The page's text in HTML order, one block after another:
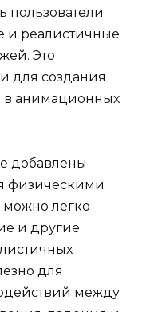
пользователи
и реалистичные
Это
для создания
в анимационных
добавлены
физическими
можно легко
и другие
для
между